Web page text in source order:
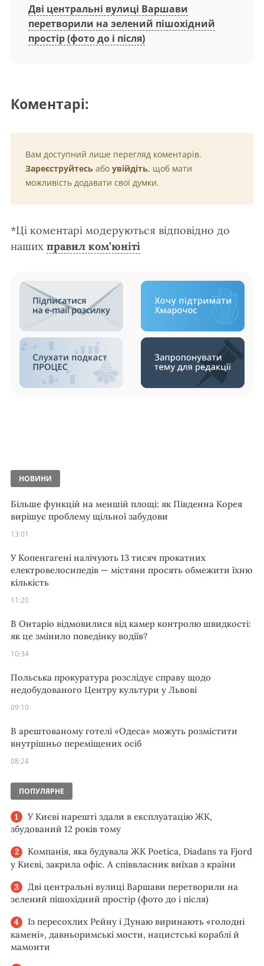
Дві центральні вулиці Варшави
перетворили на зелений пішохідний
простір (фото до і після)
Коментарі:
Вам доступний лише перегляд коментарів.
Зареєструйтесь або увійдіть, щоб мати
можливість додавати свої думки.
*Ці коментарі модеруються відповідно до
наших правил ком’юніті
НОВИНИ
Більше функцій на меншій площі: як Південна Корея
вирішує проблему щільної забудови
13:01
У Копенгагені налічують 13 тисяч прокатних
електровелосипедів — містяни просять обмежити їхню
кількість
11:20
В Онтаріо відмовилися від камер контролю швидкості:
як це змінило поведінку водіїв?
10:34
Польська прокуратура розслідує справу щодо
недобудованого Центру культури у Львові
09:10
В арештованому готелі «Одеса» можуть розмістити
внутрішньо переміщених осіб
08:24
ПОПУЛЯРНЕ
У Києві нарешті здали в експлуатацію ЖК,
збудований 12 років тому
Компанія, яка будувала ЖК Poetica, Diadans та Fjord
у Києві, закрила офіс. А співвласник виїхав з країни
Дві центральні вулиці Варшави перетворили на
зелений пішохідний простір (фото до і після)
Із пересохлих Рейну і Дунаю виринають «голодні
камені», давньоримські мости, нацистські кораблі й
мамонти